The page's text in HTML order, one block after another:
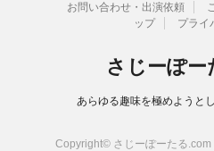
お問い合わせ・出演依頼
ップ
プライ
さじーぽ
あらゆる趣味を極めようと
Copyright© さじーぽーたる.com